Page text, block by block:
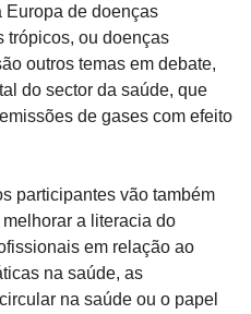
Europa de doenças
trópicos, ou doenças
outros temas em debate,
do sector da saúde, que
de gases com efeito
participantes vão também
a literacia do
em relação ao
na saúde, as
na saúde ou o papel